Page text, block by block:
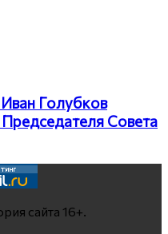
Голубков
Совета
сайта 16+.